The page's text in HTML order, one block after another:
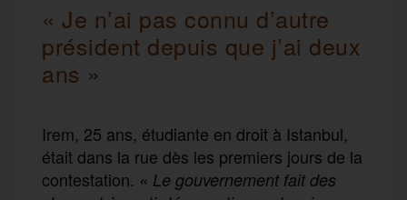
« Je n’ai pas connu d’autre
président depuis que j’ai deux
ans »
Irem, 25 ans, étudiante en droit à Istanbul,
était dans la rue dès les premiers jours de la
contestation. « Le gouvernement fait des